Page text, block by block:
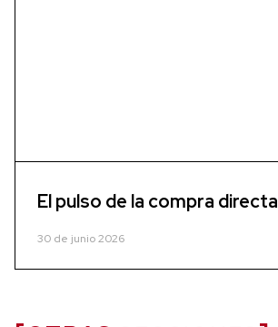
El pulso de la compra directa
30 de junio 2026